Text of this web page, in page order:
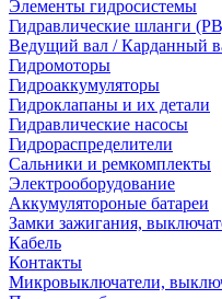
Элементы гидросистемы
Гидравлические шланги
Ведущий вал / Карданный
Гидромоторы
Гидроаккумуляторы
Гидроклапаны и их детали
Гидравлические насосы
Гидрораспределители
Сальники и ремкомплекты
Электрооборудование
Аккумулятороные батареи
Замки зажигания,
Кабель
Контакты
Микровыключатели,